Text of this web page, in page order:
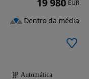
Automática
19 980 EUR
Dentro da média